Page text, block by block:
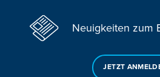
Neuigkeiten zum
JETZT